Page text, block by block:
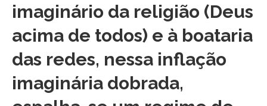
imaginário da religião (Deus
acima de todos) e à boataria
das redes, nessa inflação
imaginária dobrada,